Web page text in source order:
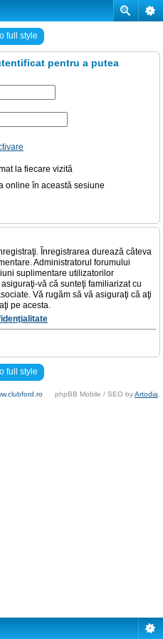
full style
pentru a putea
la fiecare vizită
online în această sesiune
Înregistrarea durează câteva
Administratorul forumului
suplimentare utilizatorilor
vă că sunteţi familiarizat cu
Vă rugăm să vă asiguraţi că aţi
pe acesta.
full style
phpBB Mobile / SEO byArtodia